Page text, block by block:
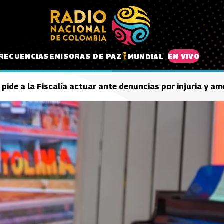
EMISORAS DE PAZ MUNDIAL EN VIVO
pide a la Fiscalía actuar ante denuncias por injuria y